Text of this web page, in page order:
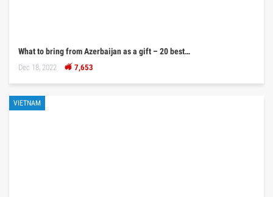
What to bring from Azerbaijan as a gift – 20 best…
Dec 18, 2022 7,653
VIETNAM